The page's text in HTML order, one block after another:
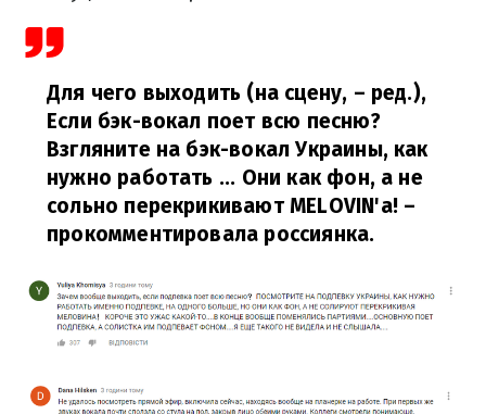
Для чего выходить (на сцену, – ред.),
Если бэк-вокал поет всю песню?
Взгляните на бэк-вокал Украины, как
нужно работать ... Они как фон, а не
сольно перекрикивают MELOVIN'a!–
прокомментировала россиянка.